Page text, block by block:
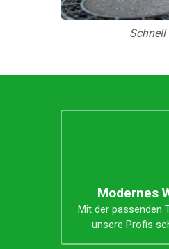
Schnell
Unsere Vorteile
Modernes
Mit der passenden
unsere Profis